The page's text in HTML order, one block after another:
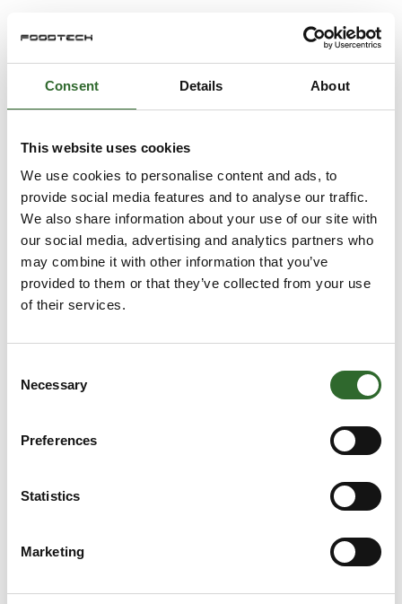
Consent Details About
This website uses cookies
We use cookies to personalise content and ads, to
provide social media features and to analyse our traffic.
We also share information about your use of our site with
our social media, advertising and analytics partners who
may combine it with other information that you’ve
provided to them or that they’ve collected from your use
of their services.
Selection
Necessary
Preferences
Statistics
Marketing